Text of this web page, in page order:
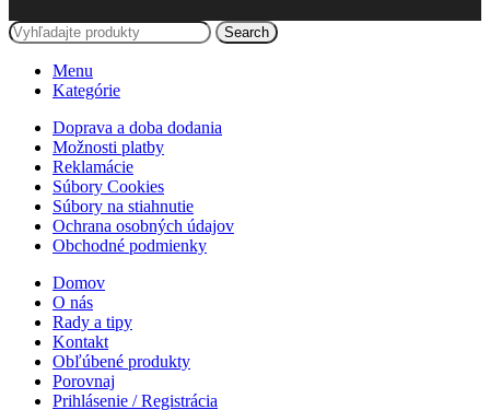
Search
Menu
Kategórie
Doprava a doba dodania
Možnosti platby
Reklamácie
Súbory Cookies
Súbory na stiahnutie
Ochrana osobných údajov
Obchodné podmienky
Domov
O nás
Rady a tipy
Kontakt
Obľúbené produkty
Porovnaj
Prihlásenie / Registrácia